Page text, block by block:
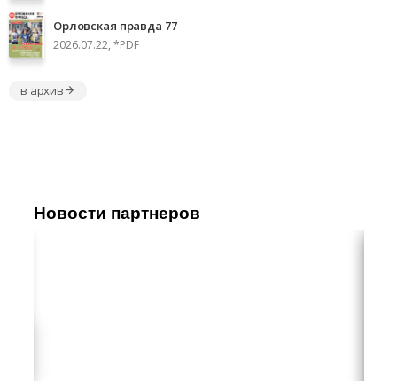
Орловская правда 77
2026.07.22, *PDF
в архив
Новости партнеров